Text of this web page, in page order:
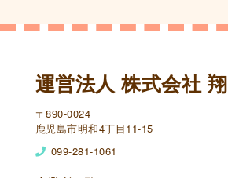
運営法人 株式会社 翔
〒890-0024
鹿児島市明和4丁目11-15
099-281-1061